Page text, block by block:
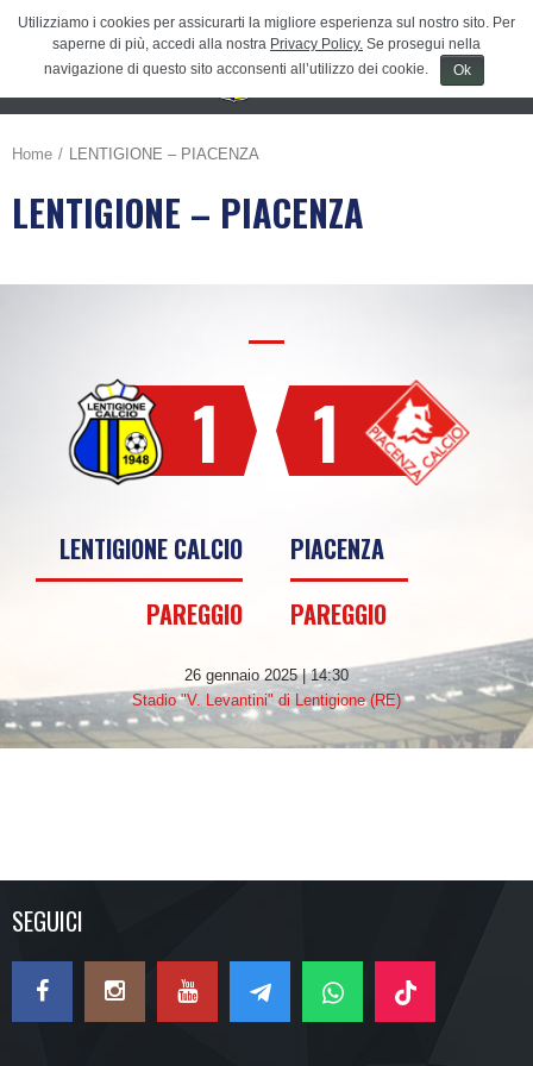
Menu
Home LENTIGIONE – PIACENZA
LENTIGIONE – PIACENZA
1
LENTIGIONE CALCIO
PAREGGIO
1
PIACENZA
PAREGGIO
26 gennaio 2025 | 14:30
Stadio "V. Levantini" di Lentigione (RE)
SEGUICI
Utilizziamo i cookies per assicurarti la migliore esperienza sul nostro sito. Per
saperne di più, accedi alla nostra Privacy Policy. Se prosegui nella
navigazione di questo sito acconsenti all’utilizzo dei cookie.
Ok